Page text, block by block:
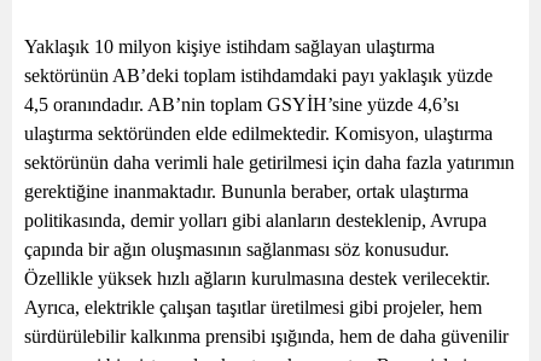
Yaklaşık 10 milyon kişiye istihdam sağlayan ulaştırma
sektörünün AB’deki toplam istihdamdaki payı yaklaşık yüzde
4,5 oranındadır. AB’nin toplam GSYİH’sine yüzde 4,6’sı
ulaştırma sektöründen elde edilmektedir. Komisyon, ulaştırma
sektörünün daha verimli hale getirilmesi için daha fazla yatırımın
gerektiğine inanmaktadır. Bununla beraber, ortak ulaştırma
politikasında, demir yolları gibi alanların desteklenip, Avrupa
çapında bir ağın oluşmasının sağlanması söz konusudur.
Özellikle yüksek hızlı ağların kurulmasına destek verilecektir.
Ayrıca, elektrikle çalışan taşıtlar üretilmesi gibi projeler, hem
sürdürülebilir kalkınma prensibi ışığında, hem de daha güvenilir